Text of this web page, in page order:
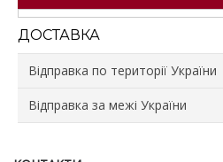
ДОСТАВКА
Відправка по території України
Відправка зі складу
днів.
Відправка за межі України